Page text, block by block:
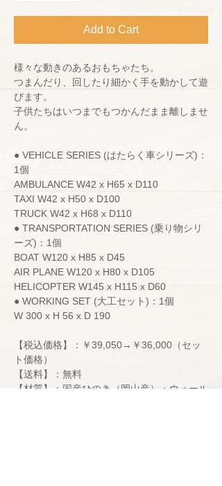
Add to Cart
様々な動きのあるおもちゃたち。
つまんだり、回したり細かく手を動かして遊
びます。
子供たちはいつまでもつかんだまま離しませ
ん。
● VEHICLE SERIES (はたらく車シリーズ)：
1個
AMBULANCE W42 x H65 x D110
TAXI W42 x H50 x D100
TRUCK W42 x H68 x D110
● TRANSPORTATION SERIES (乗り物シリ
ーズ)：1個
BOAT W120 x H85 x D45
AIR PLANE W120 x H80 x D105
HELICOPTER W145 x H115 x D60
● WORKING SET (大工セット)：1個
W 300 x H 56 x D 190
【税込価格】：￥39,050→￥36,000（セッ
ト価格）
【送料】：無料
【材質】：国産ひのき（岡山産）・ウォール